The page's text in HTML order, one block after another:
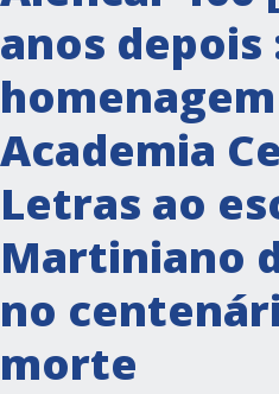
anos depois
Academia
Letras ao
Martiniano
no
morte